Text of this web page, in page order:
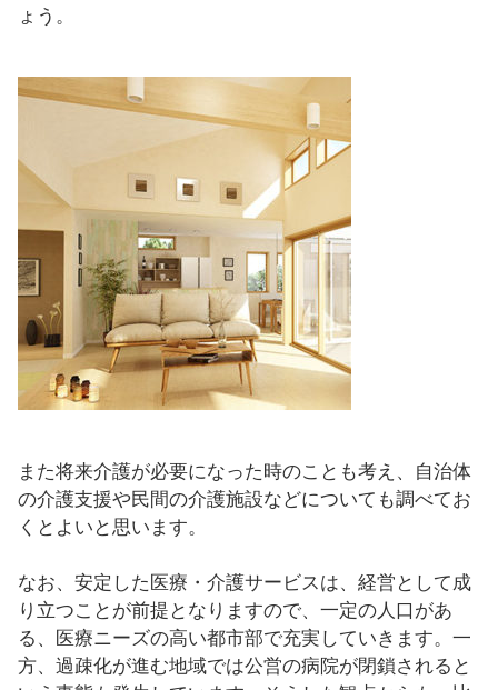
ょう。
また将来介護が必要になった時のことも考え、自治体
の介護支援や民間の介護施設などについても調べてお
くとよいと思います。
なお、安定した医療・介護サービスは、経営として成
り立つことが前提となりますので、一定の人口があ
る、医療ニーズの高い都市部で充実していきます。一
方、過疎化が進む地域では公営の病院が閉鎖されると